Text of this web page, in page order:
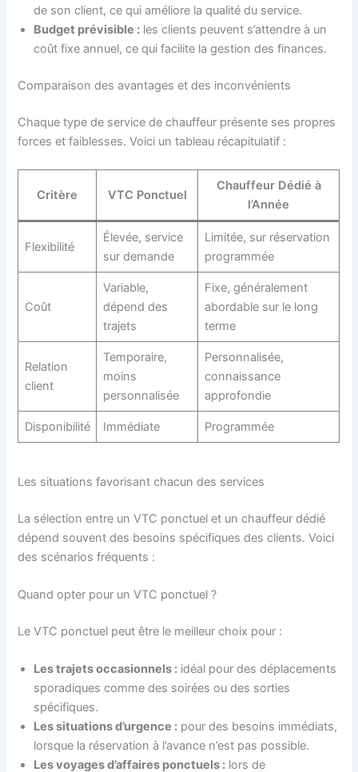
de son client, ce qui améliore la qualité du service.
Budget prévisible : les clients peuvent s’attendre à un
coût fixe annuel, ce qui facilite la gestion des finances.
Comparaison des avantages et des inconvénients
Chaque type de service de chauffeur présente ses propres
forces et faiblesses. Voici un tableau récapitulatif :
Critère VTC Ponctuel
Chauffeur Dédié à
l’Année
Flexibilité
Élevée, service
sur demande
Limitée, sur réservation
programmée
Coût
Variable,
dépend des
trajets
Fixe, généralement
abordable sur le long
terme
Relation
client
Temporaire,
moins
personnalisée
Personnalisée,
connaissance
approfondie
Disponibilité Immédiate Programmée
Les situations favorisant chacun des services
La sélection entre un VTC ponctuel et un chauffeur dédié
dépend souvent des besoins spécifiques des clients. Voici
des scénarios fréquents :
Quand opter pour un VTC ponctuel ?
Le VTC ponctuel peut être le meilleur choix pour :
Les trajets occasionnels : idéal pour des déplacements
sporadiques comme des soirées ou des sorties
spécifiques.
Les situations d’urgence : pour des besoins immédiats,
lorsque la réservation à l’avance n’est pas possible.
Les voyages d’affaires ponctuels : lors de